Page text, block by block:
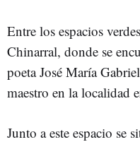
Entre los espacios
Chinarral, donde se
poeta José María
maestro en la localidad
Junto a este espacio se